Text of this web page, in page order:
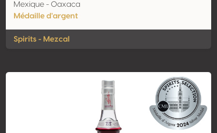
Mexique - Oaxaca
Médaille d'argent
Spirits - Mezcal